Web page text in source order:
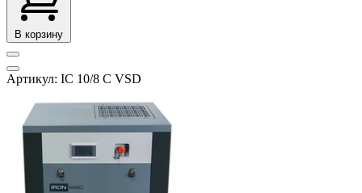
В корзину
Артикул: IC 10/8 C VSD